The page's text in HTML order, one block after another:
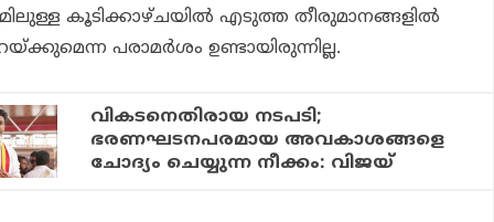
കൂടിക്കാഴ്ചയില്‍ എടുത്ത തീരുമാനങ്ങളില്‍
പരാമര്‍ശം ഉണ്ടായിരുന്നില്ല.
വികടനെതിരായ നടപടി;
ഭരണഘടനപരമായ അവകാശങ്ങളെ
ചോദ്യം ചെയ്യുന്ന നീക്കം: വിജയ്